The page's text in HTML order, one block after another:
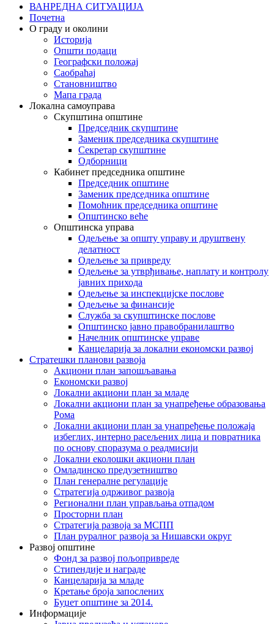
ВАНРЕДНА СИТУАЦИЈА
Почетна
О граду и околини
Историја
Општи подаци
Географски положај
Саобраћај
Становништво
Мапа града
Локална самоуправа
Скупштина општине
Председник скупштине
Заменик председника скупштине
Секретар скупштине
Одборници
Кабинет председника општине
Председник општине
Заменик председника општине
Помоћник председника општине
Општинско веће
Општинска управа
Одељење за општу управу и друштвену
делатност
Одељење за привреду
Одељење за утврђивање, наплату и контролу
јавних прихода
Одељење за инспекцијске послове
Одељење за финансије
Служба за скупштинске послове
Општинско јавно правобранилаштво
Начелник општинске управе
Канцеларија за локални економски развој
Стратешки планови развоја
Акциони план запошљавања
Економски развој
Локални акциони план за младе
Локални акциони план за унапређење образовања
Рома
Локални акциони план за унапређење положаја
избеглих, интерно расељених лица и повратника
по основу споразума о реадмисији
Локални еколошки акциони план
Омладинско предузетништво
План генералне регулације
Стратегија одрживог развоја
Регионални план управљања отпадом
Просторни план
Стратегија развоја за МСПП
План руралног развоја за Нишавски округ
Развој општине
Фонд за развој пољопривреде
Стипендије и награде
Канцеларија за младе
Кретање броја запослених
Буџет општине за 2014.
Информације